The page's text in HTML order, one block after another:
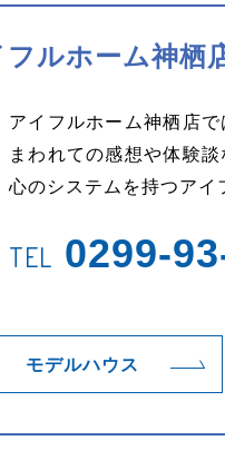
フルホーム神栖
アイフルホーム神栖店
まわれての感想や体験
心のシステムを持つアイ
TEL 0299-
モデルハウス